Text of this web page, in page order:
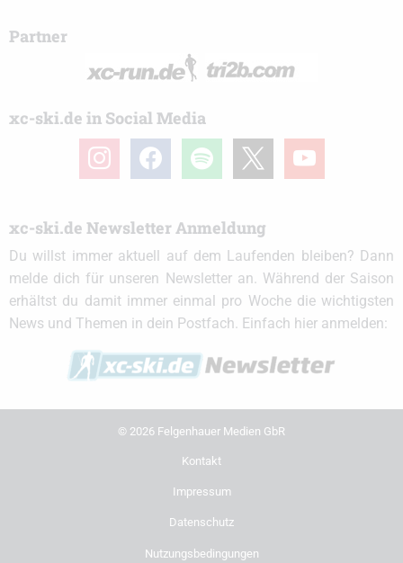
Partner
xc-ski.de in Social Media
instagramfacebook spotify youtube
xc-ski.de Newsletter Anmeldung
Du willst immer aktuell auf dem Laufenden bleiben? Dann
melde dich für unseren Newsletter an. Während der Saison
erhältst du damit immer einmal pro Woche die wichtigsten
News und Themen in dein Postfach. Einfach hier anmelden:
© 2026 Felgenhauer Medien GbR
Kontakt
Impressum
Datenschutz
Nutzungsbedingungen